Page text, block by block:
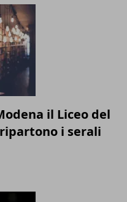
il Liceo del
i serali